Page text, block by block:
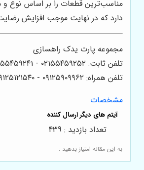
مناسب‌ترین قطعات را بر اساس نوع و
دارد که در نهایت موجب افزایش
مجموعه پارت یدک راهسازی
تلفن ثابت: ۰۲۱۵۵۴۵۹۲۵۲ - ۰۲۱۵۵۴۵۹۲۴۱
تلفن همراه: ۰۹۱۲۵۹۰۹۹۶۲ - ۰۹۱۲۵۱۲۱۵۴۰‌‌‌ - ۰۹۱۲۶۹۳۱۶۶۷
مشخصات
به این مقاله امتیاز بدهید :
تعداد بازدید : 439